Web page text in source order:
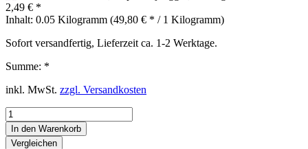
2,49 € *
Inhalt: 0.05 Kilogramm (49,80 € * / 1 Kilogramm)
Sofort versandfertig, Lieferzeit ca. 1-2 Werktage.
Summe: *
inkl. MwSt. zzgl. Versandkosten
In den Warenkorb
Vergleichen